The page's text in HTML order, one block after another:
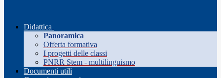
Didattica
Panoramica
Offerta formativa
I progetti delle classi
PNRR Stem - multilinguismo
Documenti utili